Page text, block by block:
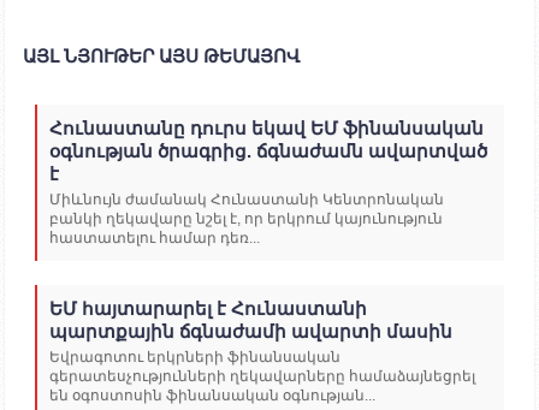
ԱՅԼ ՆՅՈՒԹԵՐ ԱՅՍ ԹԵՄԱՅՈՎ
Հունաստանը դուրս եկավ ԵՄ ֆինանսական
օգնության ծրագրից. ճգնաժամն ավարտված
է
Միևնույն ժամանակ Հունաստանի Կենտրոնական
բանկի ղեկավարը նշել է, որ երկրում կայունություն
հաստատելու համար դեռ...
ԵՄ հայտարարել է Հունաստանի
պարտքային ճգնաժամի ավարտի մասին
Եվրագոտու երկրների ֆինանսական
գերատեսչությունների ղեկավարները համաձայնեցրել
են օգոստոսին ֆինանսական օգնության...